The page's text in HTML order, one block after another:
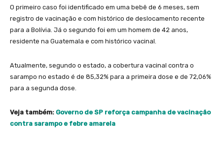
O primeiro caso foi identificado em uma bebê de 6 meses, sem
registro de vacinação e com histórico de deslocamento recente
para a Bolívia. Já o segundo foi em um homem de 42 anos,
residente na Guatemala e com histórico vacinal.
Atualmente, segundo o estado, a cobertura vacinal contra o
sarampo no estado é de 85,32% para a primeira dose e de 72,06%
para a segunda dose.
Veja também: Governo de SP reforça campanha de vacinação
contra sarampo e febre amarela